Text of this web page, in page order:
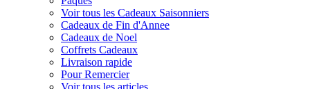
Voir tous les Cadeaux Saisonniers
Cadeaux de Fin d'Annee
Cadeaux de Noel
Coffrets Cadeaux
Livraison rapide
Pour Remercier
Voir tous les articles